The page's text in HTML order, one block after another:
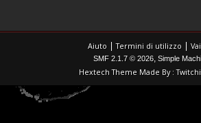
Aiuto |Termini di utilizzo |
SMF 2.1.7 © 2026, Simple
Hextech Theme Made By :